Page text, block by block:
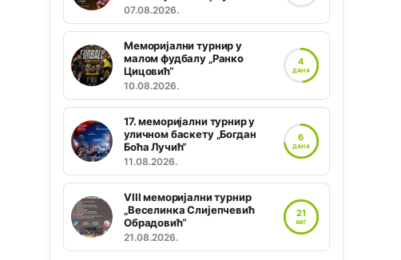
07.08.2026.
Меморијални турнир у
малом фудбалу „Ранко
Цицовић“
10.08.2026.
4
ДАНА
17. меморијални турнир у
уличном баскету „Богдан
Боћа Лучић“
11.08.2026.
6
ДАНА
VIII меморијални турнир
„Веселинка Слијепчевић
Обрадовић“
21.08.2026.
21
АВГ